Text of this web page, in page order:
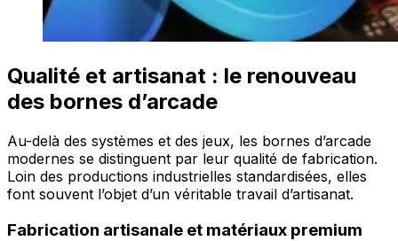
Qualité et artisanat : le renouveau
des bornes d’arcade
Au-delà des systèmes et des jeux, les bornes d’arcade
modernes se distinguent par leur qualité de fabrication.
Loin des productions industrielles standardisées, elles
font souvent l’objet d’un véritable travail d’artisanat.
Fabrication artisanale et matériaux premium